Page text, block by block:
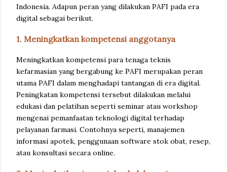
Indonesia. Adapun peran yang dilakukan PAFI pada era
digital sebagai berikut.
1. Meningkatkan kompetensi anggotanya
Meningkatkan kompetensi para tenaga teknis
kefarmasian yang bergabung ke PAFI merupakan peran
utama PAFI dalam menghadapi tantangan di era digital.
Peningkatan kompetensi tersebut dilakukan melalui
edukasi dan pelatihan seperti seminar atau workshop
mengenai pemanfaatan teknologi digital terhadap
pelayanan farmasi. Contohnya seperti, manajemen
informasi apotek, penggunaan software stok obat, resep,
atau konsultasi secara online.